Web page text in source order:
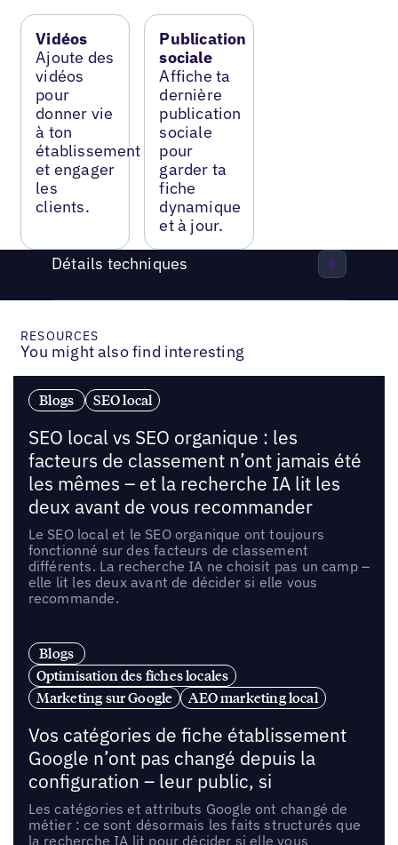
Vidéos
Ajoute des
vidéos
pour
donner vie
à ton
établissement
et engager
les
clients.
Publication
sociale
Affiche ta
dernière
publication
sociale
pour
garder ta
fiche
dynamique
et à jour.
Détails techniques
RESOURCES
You might also find interesting
Blogs SEO local
SEO local vs SEO organique : les
facteurs de classement n’ont jamais été
les mêmes – et la recherche IA lit les
deux avant de vous recommander
Le SEO local et le SEO organique ont toujours
fonctionné sur des facteurs de classement
différents. La recherche IA ne choisit pas un camp –
elle lit les deux avant de décider si elle vous
recommande.
Blogs
Optimisation des fiches locales
Marketing sur Google
AEO marketing local
Vos catégories de fiche établissement
Google n’ont pas changé depuis la
configuration – leur public, si
Les catégories et attributs Google ont changé de
métier : ce sont désormais les faits structurés que
la recherche IA lit pour décider si elle vous